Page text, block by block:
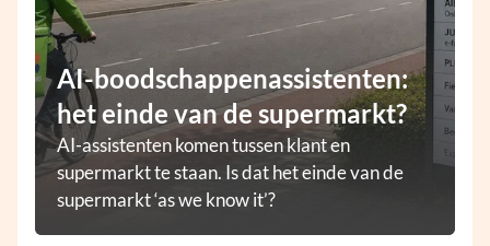
AI-boodschappenassistenten:
het einde van de supermarkt?
AI-assistenten komen tussen klant en
supermarkt te staan. Is dat het einde van de
supermarkt ‘as we know it’?